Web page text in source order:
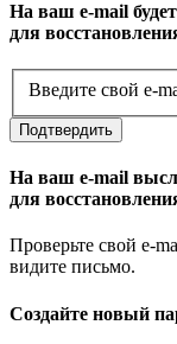
На ваш e-mail
для
Введите свой e-
Подтвердить
На ваш e-mail
для
Проверьте свой e-
видите письмо.
Создайте новый